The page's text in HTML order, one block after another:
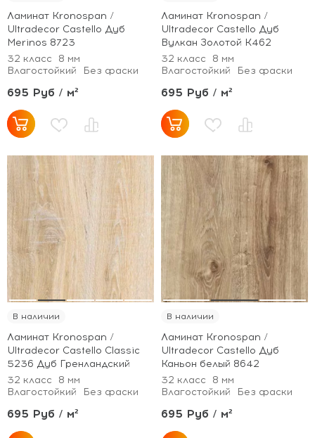
Ламинат Kronospan /
Ultradecor Castello Дуб
Merinos 8723
32 класс
8 мм
Влагостойкий
Без фаски
695 Руб / м²
Ламинат Kronospan /
Ultradecor Castello Дуб
Вулкан Золотой K462
32 класс
8 мм
Влагостойкий
Без фаски
695 Руб / м²
В наличии
Ламинат Kronospan /
Ultradecor Castello Classic
5236 Дуб Гренландский
32 класс
8 мм
Влагостойкий
Без фаски
695 Руб / м²
В наличии
Ламинат Kronospan /
Ultradecor Castello Дуб
Каньон белый 8642
32 класс
8 мм
Влагостойкий
Без фаски
695 Руб / м²